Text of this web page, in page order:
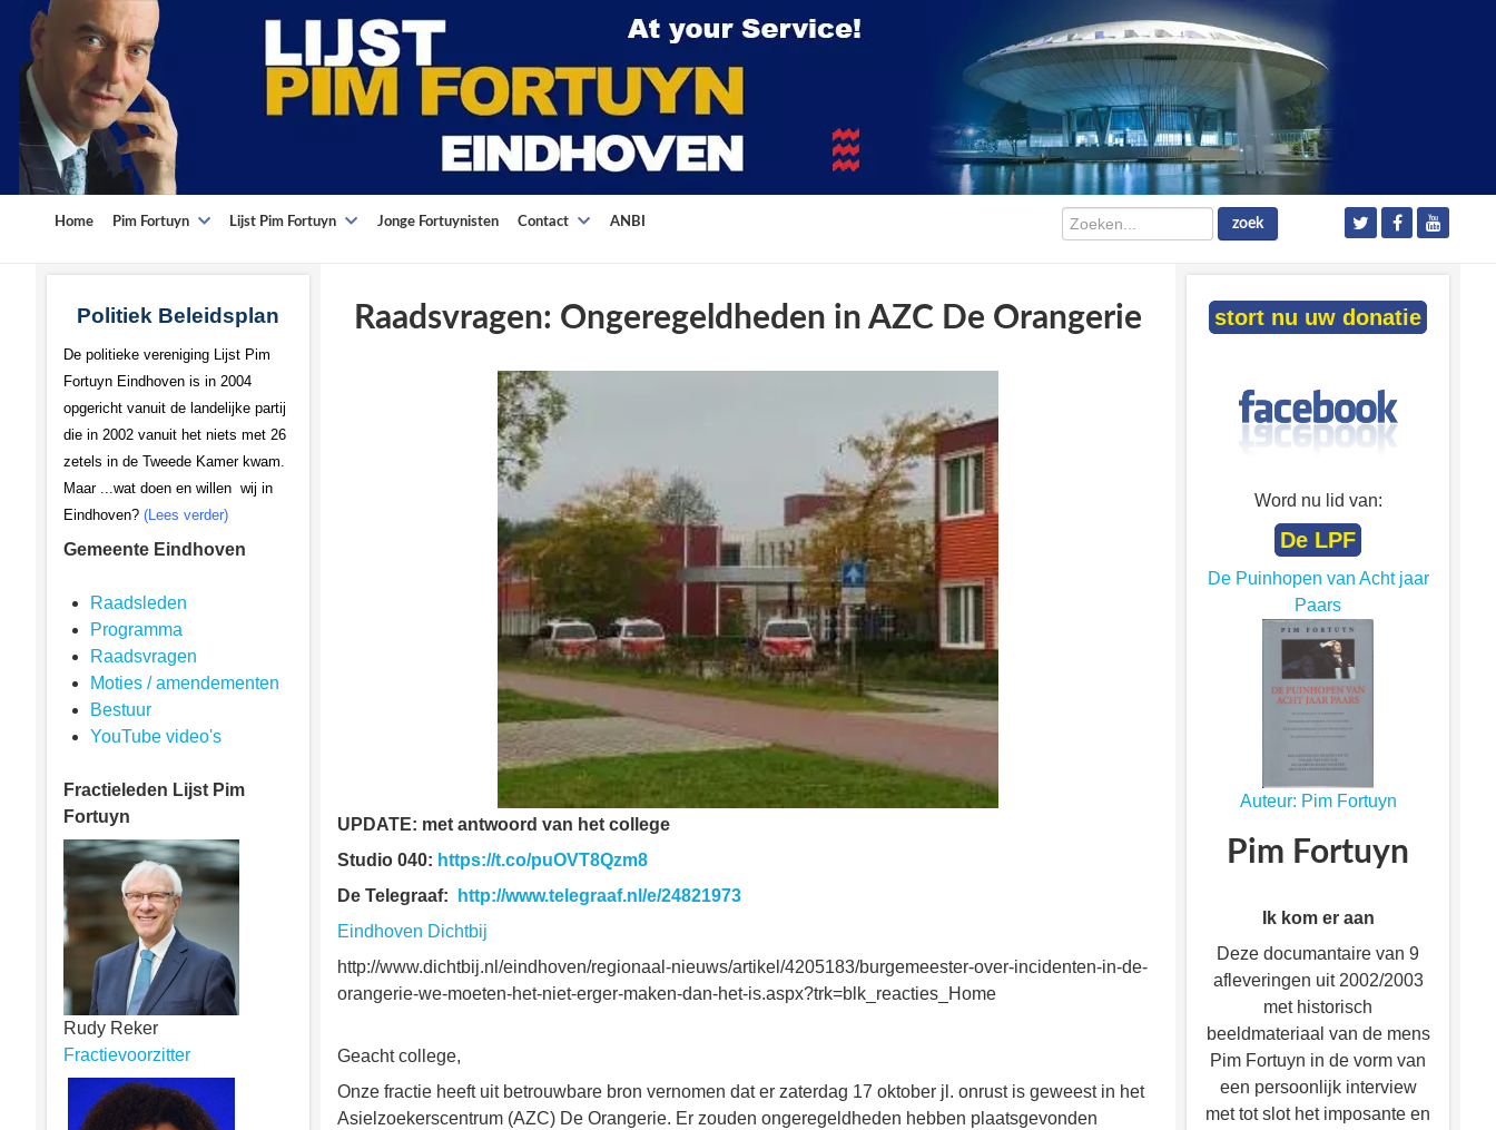
Home Pim Fortuyn Lijst Pim Fortuyn Jonge Fortuynisten Contact ANBI Zoeken... zoek
Politiek Beleidsplan
De politieke vereniging Lijst Pim
Fortuyn Eindhoven is in 2004
opgericht vanuit de landelijke partij
die in 2002 vanuit het niets met 26
zetels in de Tweede Kamer kwam.
Maar ...wat doen en willen wij in
Eindhoven? (Lees verder)
Gemeente Eindhoven
Raadsleden
Programma
Raadsvragen
Moties / amendementen
Bestuur
YouTube video's
Fractieleden Lijst Pim
Fortuyn
Rudy Reker
Fractievoorzitter
Raadsvragen: Ongeregeldheden in AZC De Orangerie
UPDATE: met antwoord van het college
Studio 040: https://t.co/puOVT8Qzm8
De Telegraaf:
http://www.telegraaf.nl/e/24821973
Eindhoven Dichtbij
http://www.dichtbij.nl/eindhoven/regionaal-nieuws/artikel/4205183/burgemeester-over-incidenten-in-de-
orangerie-we-moeten-het-niet-erger-maken-dan-het-is.aspx?trk=blk_reacties_Home
Geacht college,
Onze fractie heeft uit betrouwbare bron vernomen dat er zaterdag 17 oktober jl. onrust is geweest in het
Asielzoekerscentrum (AZC) De Orangerie. Er zouden ongeregeldheden hebben plaatsgevonden
stort nu uw donatie
Word nu lid van:
De LPF
De Puinhopen van Acht jaar
Paars
Auteur: Pim Fortuyn
Pim Fortuyn
Ik kom er aan
Deze documantaire van 9
afleveringen uit 2002/2003
met historisch
beeldmateriaal van de mens
Pim Fortuyn in de vorm van
een persoonlijk interview
met tot slot het imposante en